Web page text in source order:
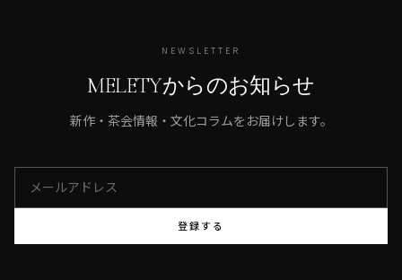
NEWSLETTER
MELETYからのお知らせ
新作・茶会情報・文化コラムをお届けします。
登録する